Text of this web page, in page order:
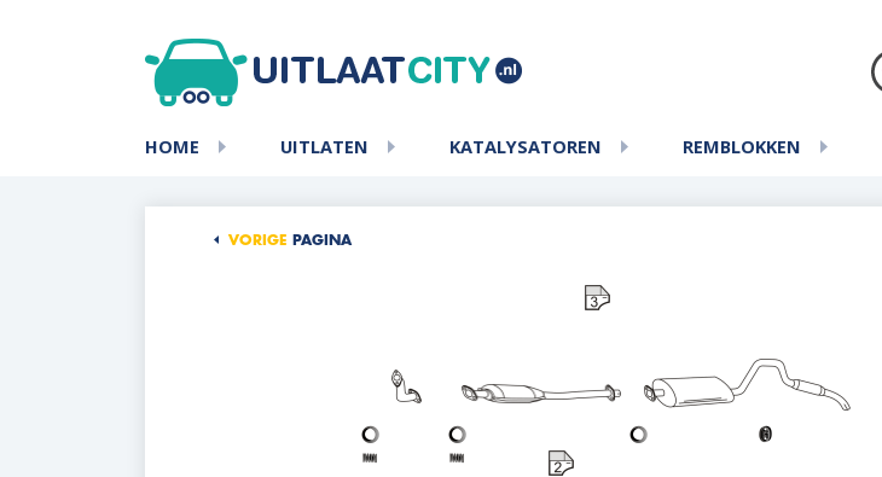
HOME UITLATEN KATALYSATOREN REMBLOKKEN
VORIGE PAGINA